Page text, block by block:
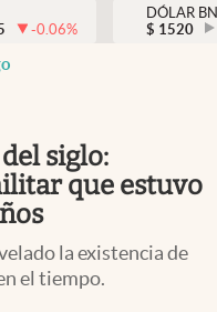
México
-0.06%
DÓLAR
$ 1520
siglo:
que estuvo
la existencia de
el tiempo.